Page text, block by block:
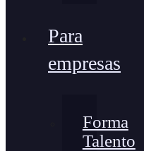
Para
empresas
Forma
Talento